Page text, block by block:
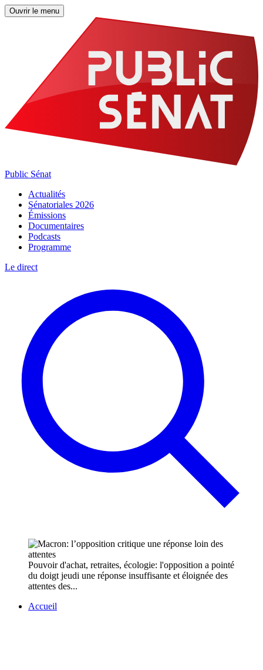
Ouvrir le menu
Public Sénat
Actualités
Sénatoriales 2026
Émissions
Documentaires
Podcasts
Programme
Le direct
Pouvoir d'achat, retraites, écologie: l'opposition a pointé
du doigt jeudi une réponse insuffisante et éloignée des
attentes des...
Accueil